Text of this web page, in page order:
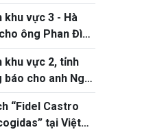
khu vực 3 - Hà
ông Phan Đình
2005
khu vực 2, tỉnh
báo cho anh Ngô
ngày 25/01/1990
“Fidel Castro
tại Việt